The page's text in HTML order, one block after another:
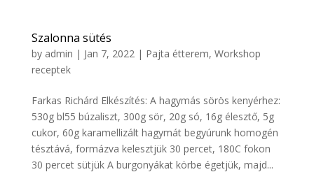
Szalonna sütés
by admin | Jan 7, 2022| Pajta étterem, Workshop
receptek
Farkas Richárd Elkészítés: A hagymás sörös kenyérhez:
530g bl55 búzaliszt, 300g sör, 20g só, 16g élesztő, 5g
cukor, 60g karamellizált hagymát begyúrunk homogén
tésztává, formázva kelesztjük 30 percet, 180C fokon
30 percet sütjük A burgonyákat körbe égetjük, majd...